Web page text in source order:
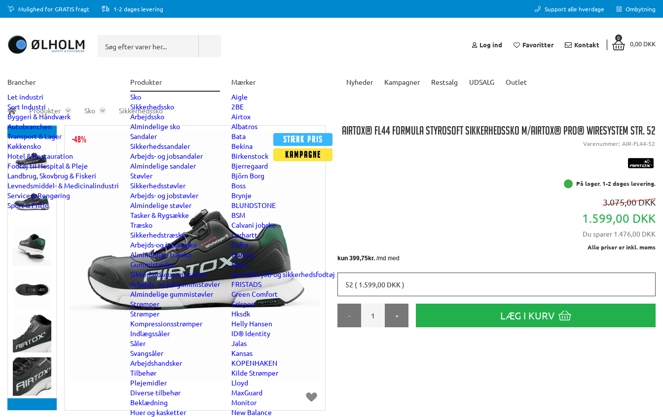
Mulighed for GRATIS fragt 1-2 dages levering Support alle hverdage Ombytning
Log ind Favoritter Kontakt
0
0,00 DKK
Brancher
Let industri
Sort Industri
Byggeri & Håndværk
Autobranchen
Transport & Lager
Køkkensko
Hotel & Restauration
Fodtøj til Hospital & Pleje
Landbrug, Skovbrug & Fiskeri
Levnedsmiddel- & Medicinalindustri
Service & Rengøring
Sport & Fritid
Produkter
Sko
Sikkerhedssko
Arbejdssko
Almindelige sko
Sandaler
Sikkerhedssandaler
Arbejds- og jobsandaler
Almindelige sandaler
Støvler
Sikkerhedsstøvler
Arbejds- og jobstøvler
Almindelige støvler
Tasker & Rygsække
Træsko
Sikkerhedstræsko
Arbejds-og jobtræsko
Almindelige træsko
Gummistøvler
Sikkerhedsgummistøvler
Arbejds- og jobgummistøvler
Almindelige gummistøvler
Strømper
Strømper
Kompressionsstrømper
Indlægssåler
Såler
Svangsåler
Arbejdshandsker
Tilbehør
Plejemidler
Diverse tilbehør
Beklædning
Huer og kasketter
Mærker
Aigle
2BE
Airtox
Albatros
Bata
Bekina
Birkenstock
Bjerregaard
Björn Borg
Boss
Brynje
BLUNDSTONE
BSM
Calvani jobsko
Carhartt
Cofra
Dunlop
Elten
Euro-Dan job-og sikkerhedsfodtøj
FRISTADS
Green Comfort
Grisport
Hksdk
Helly Hansen
ID® Identity
Jalas
Kansas
KOPENHAKEN
Kilde Strømper
Lloyd
MaxGuard
Monitor
New Balance
Nyheder Kampagner Restsalg UDSALG Outlet
Produkter Sko Sikkerhedssko
-48%
Stærk pris
Kampagne
AIRTOX® FL44 FORMULA STYROSOFT SIKKERHEDSSKO M/AIRTOX® PRO® WIRESYSTEM STR. 52
Varenummer: AIR-FL44-52
På lager. 1-2 dages levering.
3.075,00 DKK
1.599,00 DKK
Du sparer 1.476,00 DKK
Alle priser er inkl. moms
52 ( 1.599,00 DKK )
- + LÆG I KURV